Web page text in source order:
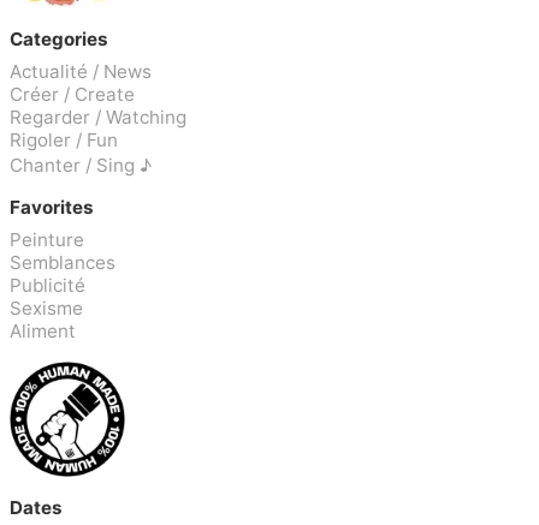
Categories
Actualité / News
Créer / Create
Regarder / Watching
Rigoler / Fun
Chanter / Sing ♪
Favorites
Peinture
Semblances
Publicité
Sexisme
Aliment
Dates